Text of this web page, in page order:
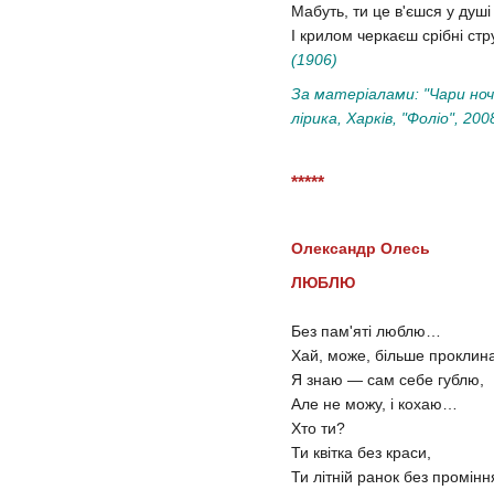
Мабуть, ти це в'єшся у душі
І крилом черкаєш срібні
(1906)
За матеріалами: "Чари
лірика, Харків, "Фоліо",
*****
Олександр Олесь
ЛЮБЛЮ
Без пам'яті люблю…
Хай, може, більше
Я знаю — сам себе гублю,
Але не можу, і кохаю…
Хто ти?
Ти квітка без краси,
Ти літній ранок без